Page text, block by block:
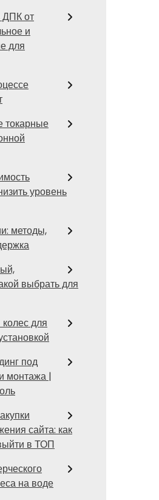
ДПК от
и
для
токарные
уровень
методы,
выбрать для
для
под
монтажа |
сайта: как
в ТОП
на воде